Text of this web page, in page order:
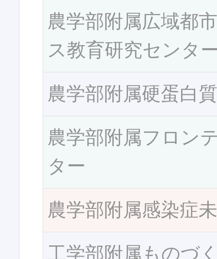
農学部附属広域都
ス教育研究センタ
農学部附属硬蛋白
農学部附属フロン
ター
農学部附属感染症
工学部附属ものづ